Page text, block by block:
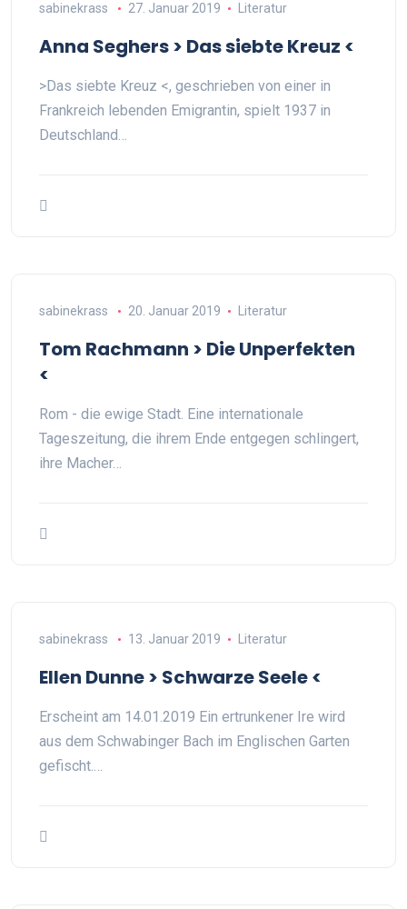
sabinekrass 27. Januar 2019 Literatur
Anna Seghers > Das siebte Kreuz <
>Das siebte Kreuz <, geschrieben von einer in
Frankreich lebenden Emigrantin, spielt 1937 in
Deutschland…
sabinekrass 20. Januar 2019 Literatur
Tom Rachmann > Die Unperfekten
<
Rom - die ewige Stadt. Eine internationale
Tageszeitung, die ihrem Ende entgegen schlingert,
ihre Macher…
sabinekrass 13. Januar 2019 Literatur
Ellen Dunne > Schwarze Seele <
Erscheint am 14.01.2019 Ein ertrunkener Ire wird
aus dem Schwabinger Bach im Englischen Garten
gefischt.…